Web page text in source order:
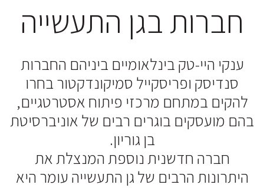
חברות בגן התעשייה
ענקי היי-טק בינלאומיים ביניהם החברות
סנדיסק ופריסקייל סמיקונדקטור בחרו
להקים במתחם מרכזי פיתוח אסטרטגיים,
בהם מועסקים בוגרים רבים של אוניברסיטת
בן גוריון.
חברה חדשנית נוספת המנצלת את
היתרונות הרבים של גן התעשייה עומר היא